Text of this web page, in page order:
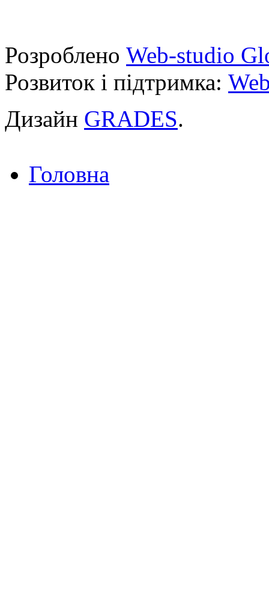
Розроблено Web-studio
Розвиток і підтримка:
Дизайн GRADES.
Головна